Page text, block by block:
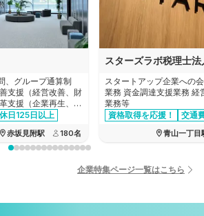
、グループ通算制
業再編、合併買収、事業承継） ・設立支援
日125日以上
あり
赤坂見附駅 180名
スターズラボ税理士法
スタートアップ企業への
業務 資金調達支援業務 経
業務等
資格取得を応援！
交通
青山一丁目
企業特集ページ一覧はこちら